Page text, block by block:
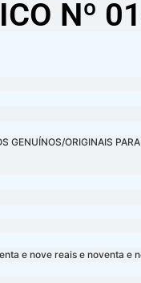
Nº
GENUÍNOS/ORIGINAIS
e nove reais e noventa e